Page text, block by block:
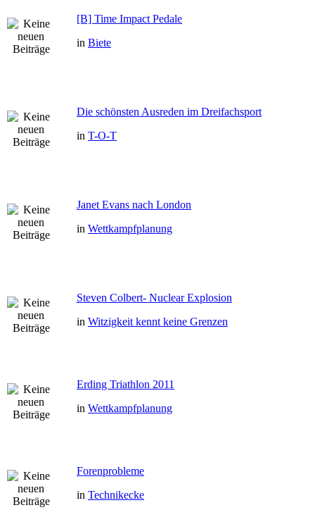
[B] Time Impact Pedale
in Biete
Die schönsten Ausreden im Dreifachsport
in T-O-T
Janet Evans nach London
in Wettkampfplanung
Steven Colbert- Nuclear Explosion
in Witzigkeit kennt keine Grenzen
Erding Triathlon 2011
in Wettkampfplanung
Forenprobleme
in Technikecke